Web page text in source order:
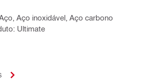
Aço inoxidável, Aço carbono
Ultimate